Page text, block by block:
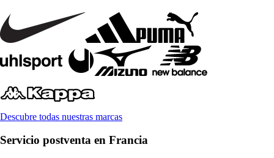
Descubre todas nuestras marcas
Servicio postventa en Francia